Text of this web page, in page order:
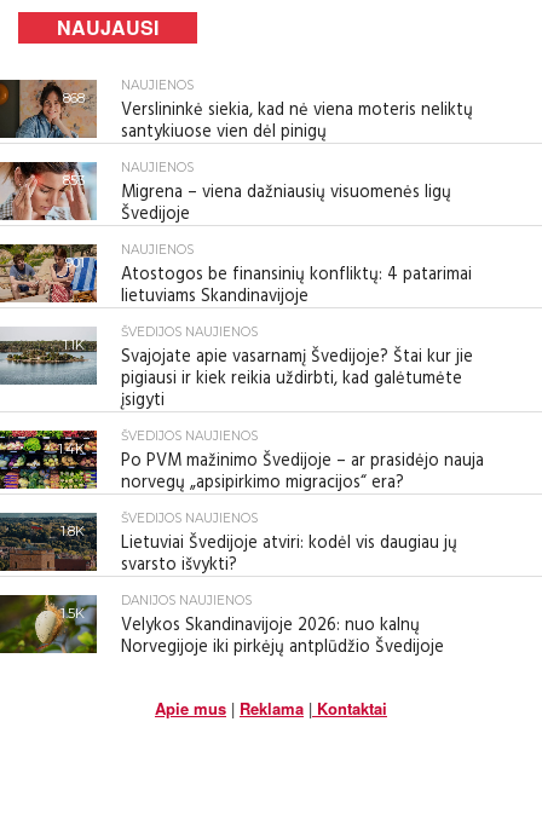
NAUJAUSI
868
NAUJIENOS
Verslininkė siekia, kad nė viena moteris neliktų
santykiuose vien dėl pinigų
853
NAUJIENOS
Migrena – viena dažniausių visuomenės ligų
Švedijoje
901
NAUJIENOS
Atostogos be finansinių konfliktų: 4 patarimai
lietuviams Skandinavijoje
1.1K
ŠVEDIJOS NAUJIENOS
Svajojate apie vasarnamį Švedijoje? Štai kur jie
pigiausi ir kiek reikia uždirbti, kad galėtumėte
įsigyti
1.4K
ŠVEDIJOS NAUJIENOS
Po PVM mažinimo Švedijoje – ar prasidėjo nauja
norvegų „apsipirkimo migracijos“ era?
1.8K
ŠVEDIJOS NAUJIENOS
Lietuviai Švedijoje atviri: kodėl vis daugiau jų
svarsto išvykti?
1.5K
DANIJOS NAUJIENOS
Velykos Skandinavijoje 2026: nuo kalnų
Norvegijoje iki pirkėjų antplūdžio Švedijoje
Apie mus| Reklama| Kontaktai